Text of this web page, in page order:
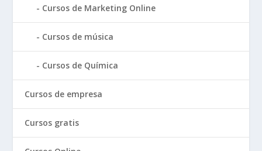
Cursos de Marketing Online
Cursos de música
Cursos de Química
Cursos de empresa
Cursos gratis